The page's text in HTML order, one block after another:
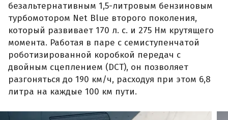
безальтернативным 1,5-литровым бензиновым
турбомотором Net Blue второго поколения,
который развивает 170 л. с. и 275 Нм крутящего
момента. Работая в паре с семиступенчатой
роботизированной коробкой передач с
двойным сцеплением (DCT), он позволяет
разгоняться до 190 км/ч, расходуя при этом 6,8
литра на каждые 100 км пути.